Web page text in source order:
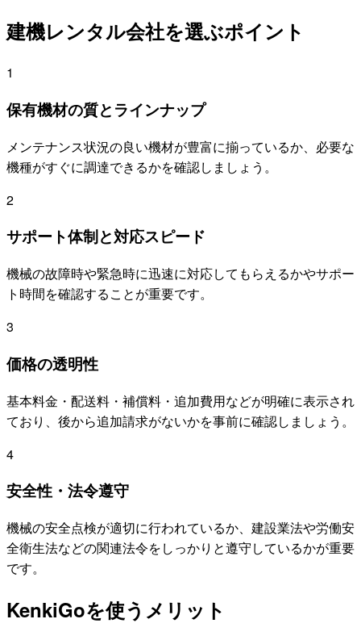
建機レンタル会社を選ぶポイント
1
保有機材の質とラインナップ
メンテナンス状況の良い機材が豊富に揃っているか、必要な
機種がすぐに調達できるかを確認しましょう。
2
サポート体制と対応スピード
機械の故障時や緊急時に迅速に対応してもらえるかやサポー
ト時間を確認することが重要です。
3
価格の透明性
基本料金・配送料・補償料・追加費用などが明確に表示され
ており、後から追加請求がないかを事前に確認しましょう。
4
安全性・法令遵守
機械の安全点検が適切に行われているか、建設業法や労働安
全衛生法などの関連法令をしっかりと遵守しているかが重要
です。
KenkiGoを使うメリット